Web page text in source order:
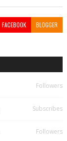
FACEBOOK BLOGGER
Followers
Subscribes
Followers